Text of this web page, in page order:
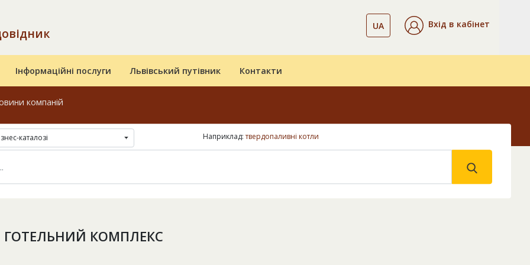
UA Вхід в кабінет
Інформаційні послуги Львівський путівник Контакти
компаній
каталозі Наприклад:твердопаливні котли
ГОТЕЛЬНИЙ КОМПЛЕКС